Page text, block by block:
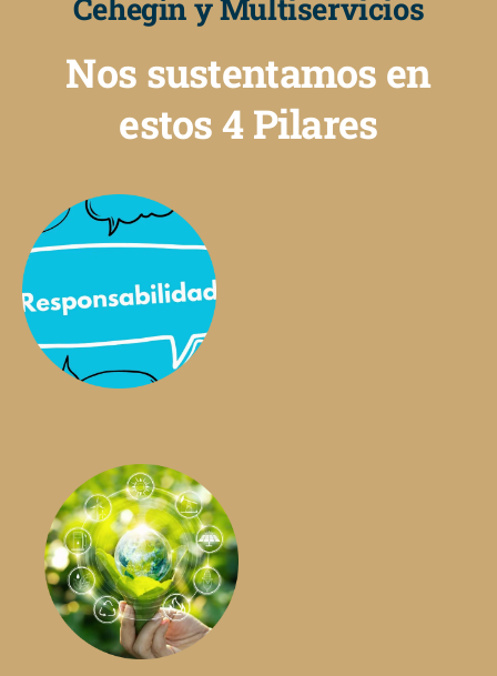
Cehegín y Multiservicios
Nos sustentamos en
estos 4 Pilares